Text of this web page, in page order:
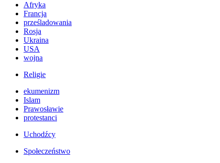
Afryka
Francja
prześladowania
Rosja
Ukraina
USA
wojna
Religie
ekumenizm
Islam
Prawosławie
protestanci
Uchodźcy
Społeczeństwo